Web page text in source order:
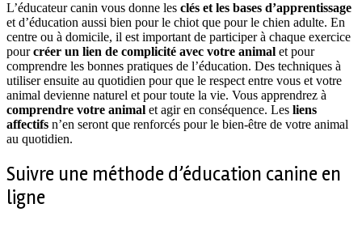
L’éducateur canin vous donne les clés et les bases d’apprentissage
et d’éducation aussi bien pour le chiot que pour le chien adulte. En
centre ou à domicile, il est important de participer à chaque exercice
pourcréer un lien de complicité avec votre animal et pour
comprendre les bonnes pratiques de l’éducation. Des techniques à
utiliser ensuite au quotidien pour que le respect entre vous et votre
animal devienne naturel et pour toute la vie. Vous apprendrez à
comprendre votre animal et agir en conséquence. Les liens
affectifs n’en seront que renforcés pour le bien-être de votre animal
au quotidien.
Suivre une méthode d’éducation canine en
ligne